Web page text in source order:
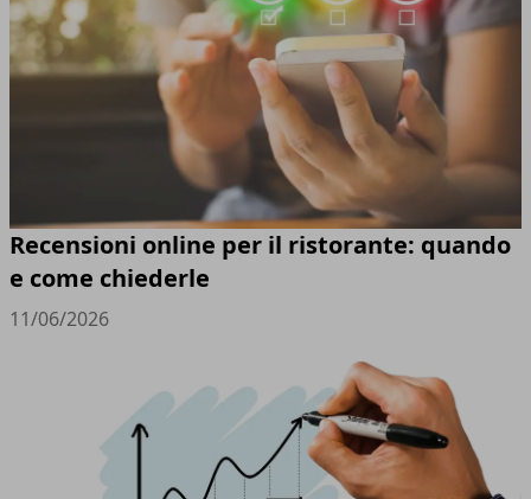
Recensioni online per il ristorante: quando
e come chiederle
11/06/2026